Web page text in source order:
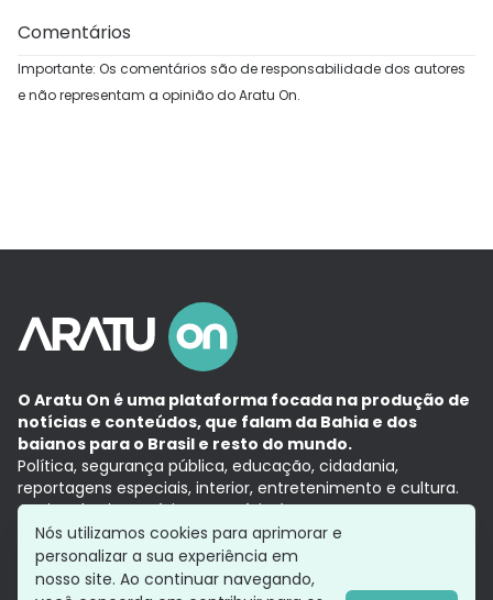
Comentários
Importante: Os comentários são de responsabilidade dos autores
e não representam a opinião do Aratu On.
O Aratu On é uma plataforma focada na produção de
notícias e conteúdos, que falam da Bahia e dos
baianos para o Brasil e resto do mundo.
Política, segurança pública, educação, cidadania,
reportagens especiais, interior, entretenimento e cultura.
Aqui, tudo vira notícia e a notícia é no tempo presente,
com a credibilidade do Grupo Aratu.
Grupo Aratu
Política de privacidade
Nós utilizamos cookies para aprimorar e
personalizar a sua experiência em
nosso site. Ao continuar navegando,